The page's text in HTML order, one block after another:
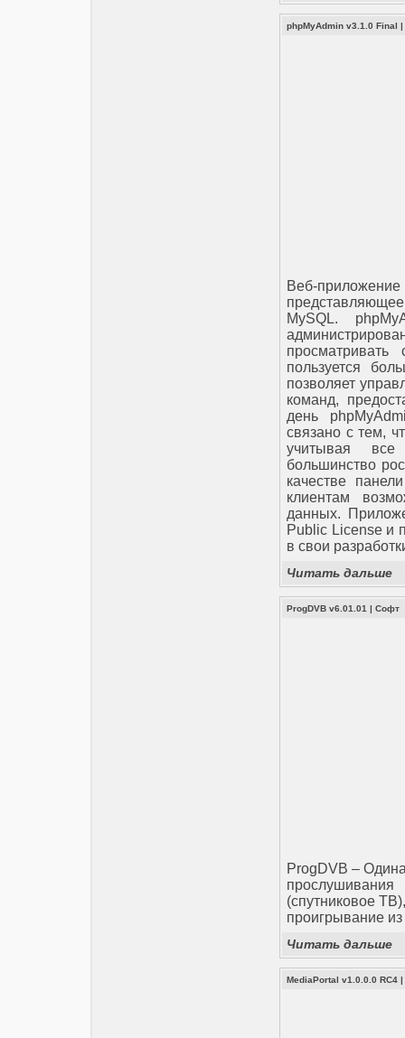
phpMyAdmin v3.1.0 Final |
Веб-
MySQL.
пользуется
позволяет
команд,
день
связано с тем,
учитывая
большинство
качестве
клиентам
данных.
Public License и
в свои
Читать дальше
ProgDVB v6.01.01 | Софт
ProgDVB –
(спутниковое
проигрывание
Читать дальше
MediaPortal v1.0.0.0 RC4 |